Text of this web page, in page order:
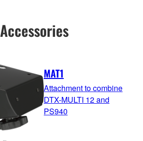
Accessories
MAT1
Attachment to combine
DTX-MULTI 12 and
PS940